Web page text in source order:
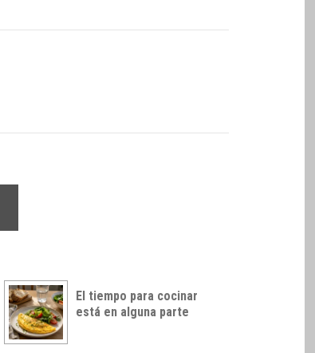
El tiempo para cocinar
está en alguna parte